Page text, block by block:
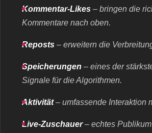
Kommentar-Likes – bringen die
Kommentare nach oben.
Reposts – erweitern die
Speicherungen – eines der
Signale für die Algorithmen.
Aktivität– umfassende Interaktion
Live-Zuschauer– echtes